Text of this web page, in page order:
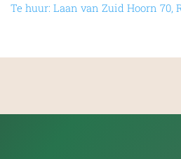
Te huur: Laan van Zuid Hoorn 70,